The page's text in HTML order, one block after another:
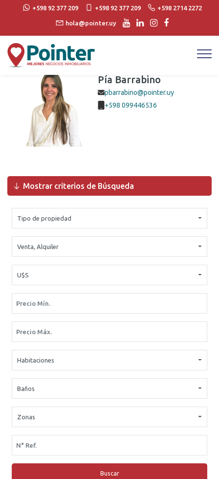
+598 92 377 209 +598 92 377 209 +598 2714 2272
hola@pointer.uy
Pía Barrabino
pbarrabino@pointer.uy
+598 099446536
Mostrar criterios de Búsqueda
Tipo de propiedad
Venta, Alquiler
U$S
Habitaciones
Baños
Zonas
Buscar